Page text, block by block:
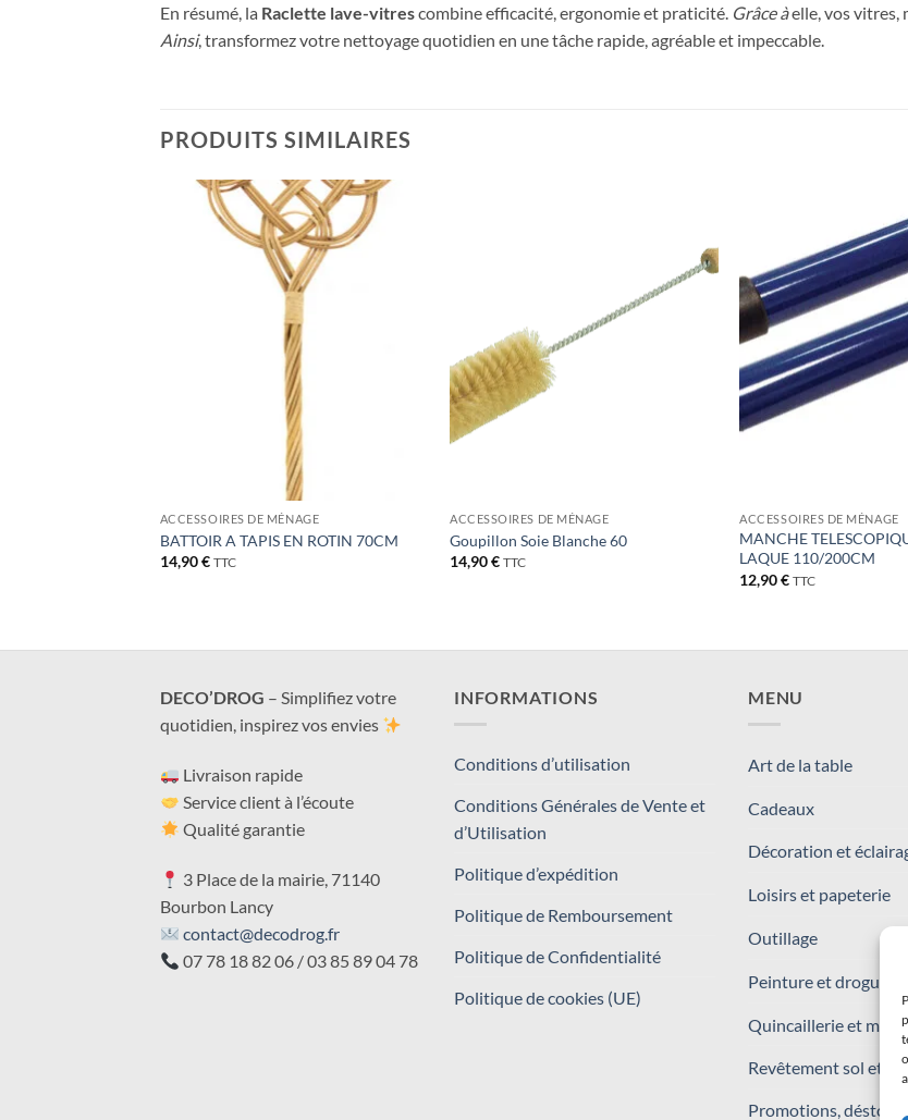
En résumé, la Raclette lave-vitrescombine efficacité, ergonomie et praticité. Grâce àelle, vos vitres,
Ainsi, transformez votre nettoyage quotidien en une tâche rapide, agréable et impeccable.
PRODUITS SIMILAIRES
ACCESSOIRES DE MÉNAGE
BATTOIR A TAPIS EN ROTIN 70CM
14,90€ TTC
de
souhaits
ACCESSOIRES DE MÉNAGE
Goupillon Soie Blanche 60
14,90€ TTC
ACCESSOIRES DE MÉNAGE
MANCHE
LAQUE 110/200CM
12,90€ TTC
DECO’DROG – Simplifiez votre
quotidien, inspirez vos envies
Livraison rapide
Service client à l’écoute
Qualité garantie
3 Place de la mairie, 71140
Bourbon Lancy
contact@decodrog.fr
07 78 18 82 06 / 03 85 89 04 78
INFORMATIONS
Conditions d’utilisation
Conditions Générales de Vente et
d’Utilisation
Politique d’expédition
Politique de Remboursement
Politique de Confidentialité
Politique de cookies (UE)
MENU
Art de la table
Cadeaux
Décoration et
Loisirs et papeterie
Outillage
Peinture et droguerie
Quincaillerie et
Revêtement sol et
Promotions,